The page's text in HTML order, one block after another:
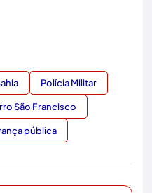
Polícia Militar
São Francisco
pública